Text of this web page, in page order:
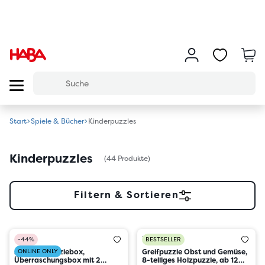
Start Spiele & Bücher Kinderpuzzles
Kinderpuzzles (44 Produkte)
Filtern & Sortieren
-44%
ONLINE ONLY
Mystery-Puzzlebox,
Überraschungsbox mit 2
BESTSELLER
HABA
Greifpuzzle Obst und Gemüse,
8-teiliges Holzpuzzle, ab 12